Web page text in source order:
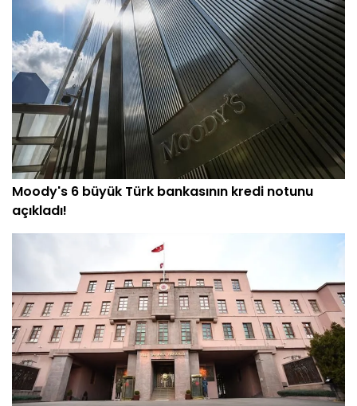
Moody's 6 büyük Türk bankasının kredi notunu
açıkladı!